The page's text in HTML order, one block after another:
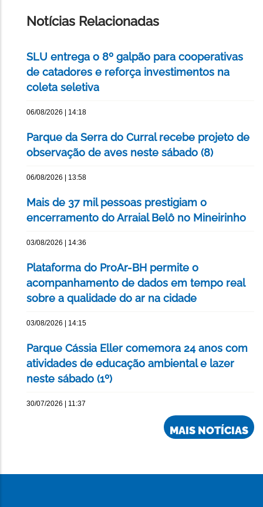
Notícias Relacionadas
SLU entrega o 8º galpão para cooperativas
de catadores e reforça investimentos na
coleta seletiva
06/08/2026 | 14:18
Parque da Serra do Curral recebe projeto de
observação de aves neste sábado (8)
06/08/2026 | 13:58
Mais de 37 mil pessoas prestigiam o
encerramento do Arraial Belô no Mineirinho
03/08/2026 | 14:36
Plataforma do ProAr-BH permite o
acompanhamento de dados em tempo real
sobre a qualidade do ar na cidade
03/08/2026 | 14:15
Parque Cássia Eller comemora 24 anos com
atividades de educação ambiental e lazer
neste sábado (1º)
30/07/2026 | 11:37
MAIS NOTÍCIAS